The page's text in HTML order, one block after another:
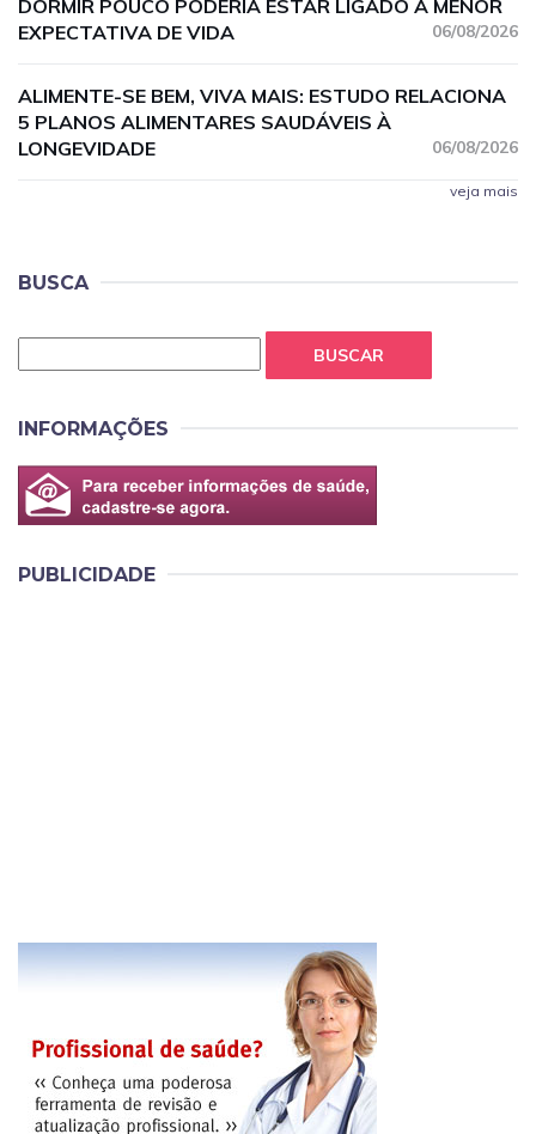
DORMIR POUCO PODERIA ESTAR LIGADO A MENOR
EXPECTATIVA DE VIDA
06/08/2026
ALIMENTE-SE BEM, VIVA MAIS: ESTUDO RELACIONA
5 PLANOS ALIMENTARES SAUDÁVEIS À
LONGEVIDADE
06/08/2026
veja mais
BUSCA
BUSCAR
INFORMAÇÕES
PUBLICIDADE